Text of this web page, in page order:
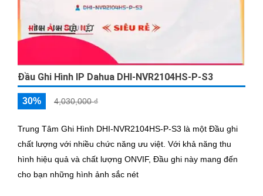
Đầu Ghi Hình IP Dahua DHI-NVR2104HS-P-S3
30% 4,030,000 ₫
Trung Tâm Ghi Hình DHI-NVR2104HS-P-S3 là một Đầu ghi
chất lượng với nhiều chức năng ưu việt. Với khả năng thu
hình hiệu quả và chất lượng ONVIF, Đầu ghi này mang đến
cho bạn những hình ảnh sắc nét